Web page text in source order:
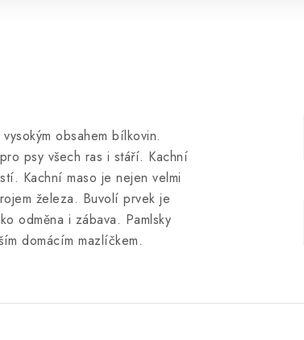
obsahem bílkovin.
psy všech ras i stáří. Kachní
Kachní maso je nejen velmi
železa. Buvolí prvek je
odměna i zábava. Pamlsky
domácím mazlíčkem.